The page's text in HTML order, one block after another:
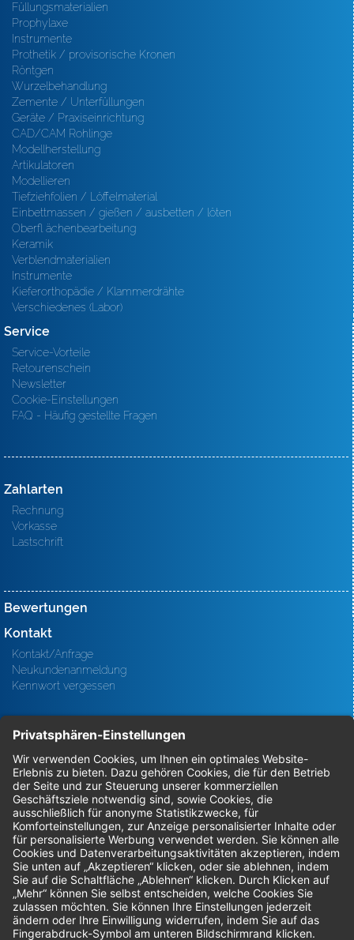
Füllungsmaterialien
Prophylaxe
Instrumente
Prothetik / provisorische Kronen
Röntgen
Wurzelbehandlung
Zemente / Unterfüllungen
Geräte / Praxiseinrichtung
CAD/CAM Rohlinge
Modellherstellung
Artikulatoren
Modellieren
Tiefziehfolien / Löffelmaterial
Einbettmassen / gießen / ausbetten / löten
Oberfl ächenbearbeitung
Keramik
Verblendmaterialien
Instrumente
Kieferorthopädie / Klammerdrähte
Verschiedenes (Labor)
Service
Service-Vorteile
Retourenschein
Newsletter
Cookie-Einstellungen
FAQ - Häufig gestellte Fragen
Zahlarten
Rechnung
Vorkasse
Lastschrift
Bewertungen
Kontakt
Kontakt/Anfrage
Neukundenanmeldung
Kennwort vergessen
Bestellungen
Sendung verfolgen
Geprüfter Shop